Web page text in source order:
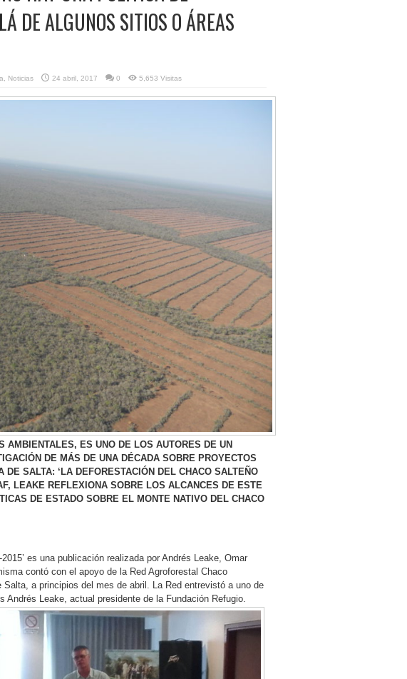
DE ALGUNOS SITIOS O ÁREAS
Noticias 24 abril, 2017 0 5,653 Visitas
AMBIENTALES, ES UNO DE LOS AUTORES DE UN
DE MÁS DE UNA DÉCADA SOBRE PROYECTOS
DE SALTA: ‘LA DEFORESTACIÓN DEL CHACO SALTEÑO
LEAKE REFLEXIONA SOBRE LOS ALCANCES DE ESTE
DE ESTADO SOBRE EL MONTE NATIVO DEL CHACO
es una publicación realizada por Andrés Leake, Omar
contó con el apoyo de la Red Agroforestal Chaco
a principios del mes de abril. La Red entrevistó a uno de
Andrés Leake, actual presidente de la Fundación Refugio.